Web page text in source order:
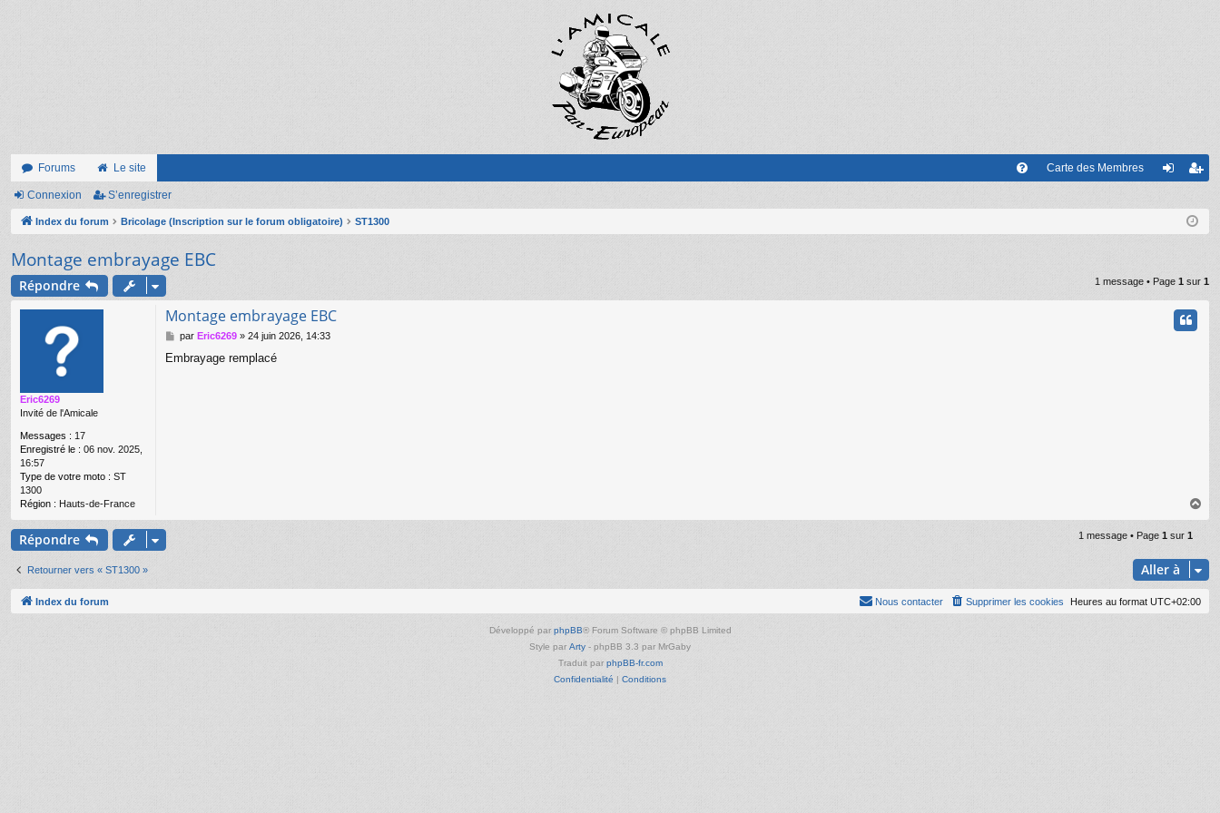
Forums Le site Carte des Membres
on
nr
ist
re
Connexion S’enregistrer
Index du forum Bricolage (Inscription sur le forum obligatoire) ST1300
Montage embrayage EBC
Répondre 1 message • Page 1 sur 1
Eric6269
Invité de l'Amicale
Messages : 17
Enregistré le : 06 nov. 2025,
16:57
Type de votre moto : ST
1300
Région : Hauts-de-France
Montage embrayage EBC
M
s
par Eric6269» 24 juin 2026, 14:33
Embrayage remplacé
a
Répondre 1 message • Page 1 sur 1
Retourner vers « ST1300 » Aller à
Index du forum Heures au format UTC+02:00
Supprimer les cookies
Nous contacter
Développé par phpBB® Forum Software © phpBB Limited
Style par Arty - phpBB 3.3 par MrGaby
Traduit par phpBB-fr.com
Confidentialité | Conditions